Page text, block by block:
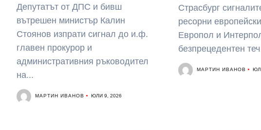
Депутатът от ДПС и бивш
вътрешен министър Калин
Стоянов изпрати сигнал до и.ф.
главен прокурор и
административния ръководител
на...
МАРТИН ИВАНОВ ЮЛИ 9, 2026
Страсбург
ресорни
Европол и
безпрецедентен
МАРТИН ИВАНОВ